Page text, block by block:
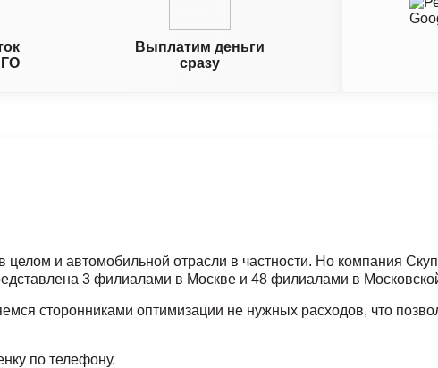
Выплатим деньги
сразу
и автомобильной отрасли в частности. Но компания
3 филиалами в Москве и 48 филиалами в
сторонниками оптимизации не нужных расходов, что
по телефону.